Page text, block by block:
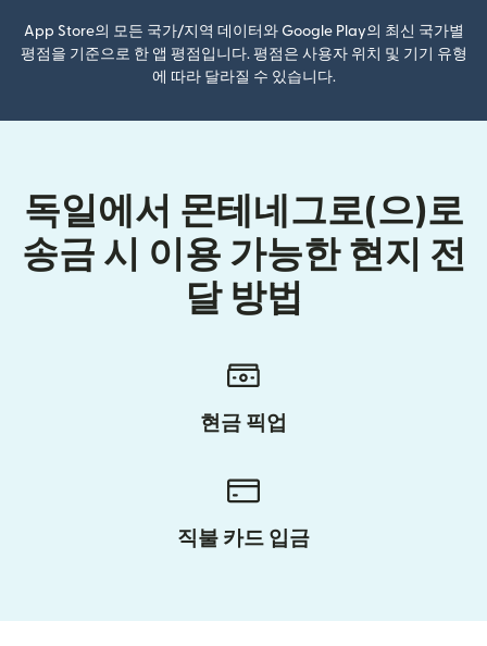
App Store의 모든 국가/지역 데이터와 Google Play의 최신 국가별
평점을 기준으로 한 앱 평점입니다. 평점은 사용자 위치 및 기기 유형
에 따라 달라질 수 있습니다.
독일에서 몬테네그로(으)로
송금 시 이용 가능한 현지 전
달 방법
현금 픽업
직불 카드 입금